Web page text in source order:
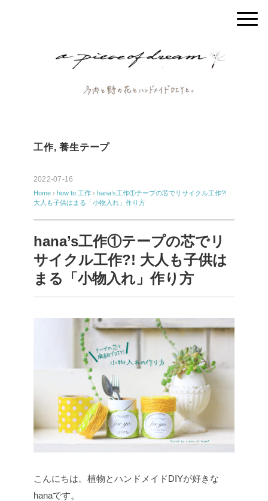
工作,養生テープ
2022-07-16
Home › how to 工作 › hana’s工作①テープの芯でリサイクル工作?!
大人も子供はまる「小物入れ」作り方
hana’s工作①テープの芯でリ
サイクル工作?! 大人も子供は
まる「小物入れ」作り方
こんにちは。植物とハンドメイドDIYが好きな
hanaです。